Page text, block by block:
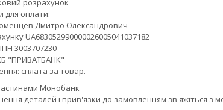
розрахунок
для оплати:
Дмитро Олександрович
UA683052990000026005041037182
3003707230
"ПРИВАТБАНК"
сплата за товар.
Монобанк
деталей і прив'язки до замовленням зв'яжіться з